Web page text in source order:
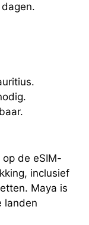
de eSIM-
inclusief
Maya is
landen